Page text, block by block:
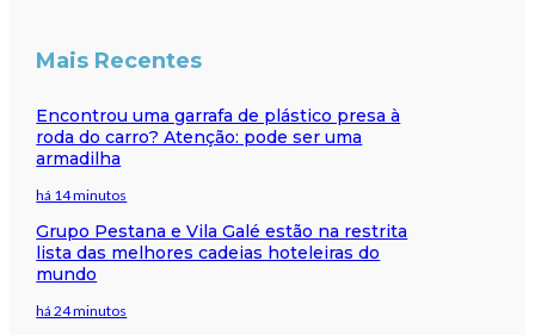
Mais Recentes
Encontrou uma garrafa de plástico presa à
roda do carro? Atenção: pode ser uma
armadilha
há 14 minutos
Grupo Pestana e Vila Galé estão na restrita
lista das melhores cadeias hoteleiras do
mundo
há 24 minutos